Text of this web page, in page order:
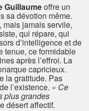
Guillaumeoffre un
sa dévotion même.
mais jamais servile,
qui répare, qui
d’intelligence et de
tenue, ce formidable
après l’effroi. La
capricieux.
la gratitude. Pas
l’existence. « Ce
plus grandes
désert affectif.